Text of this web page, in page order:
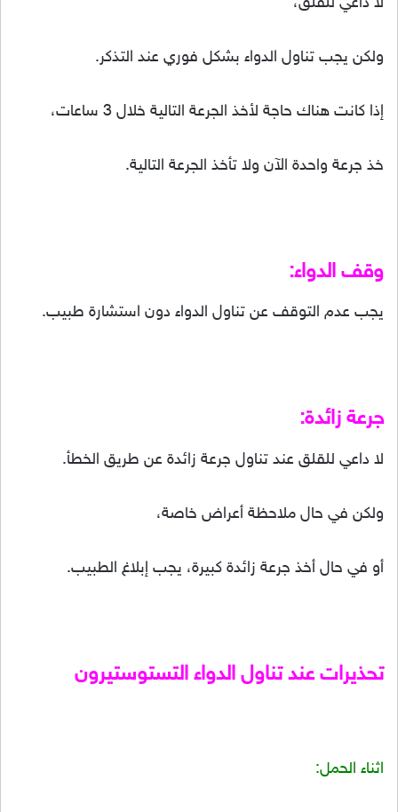
ولكن يجب تناول الدواء بشكل فوري عند التذكر.
إذا كانت هناك حاجة لأخذ الجرعة التالية خلال 3 ساعات،
خذ جرعة واحدة الآن ولا تأخذ الجرعة التالية.
وقف الدواء:
يجب عدم التوقف عن تناول الدواء دون استشارة طبيب.
جرعة زائدة:
لا داعي للقلق عند تناول جرعة زائدة عن طريق الخطأ.
ولكن في حال ملاحظة أعراض خاصة،
أو في حال أخذ جرعة زائدة كبيرة، يجب إبلاغ الطبيب.
تحذيرات عند تناول الدواء التستوستيرون
اثناء الحمل: